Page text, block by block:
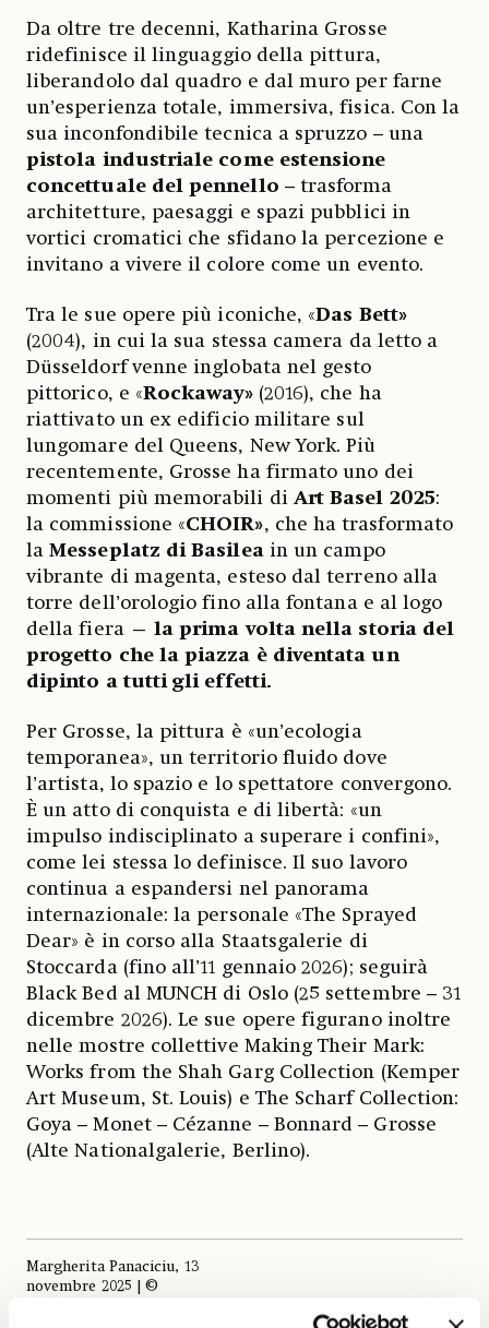
Da oltre tre decenni, Katharina Grosse
ridefinisce il linguaggio della pittura,
liberandolo dal quadro e dal muro per farne
un’esperienza totale, immersiva, fisica. Con la
sua inconfondibile tecnica a spruzzo – una
pistola industriale come estensione
concettuale del pennello – trasforma
architetture, paesaggi e spazi pubblici in
vortici cromatici che sfidano la percezione e
invitano a vivere il colore come un evento.
Tra le sue opere più iconiche, «Das Bett»
(2004), in cui la sua stessa camera da letto a
Düsseldorf venne inglobata nel gesto
pittorico, e «Rockaway»(2016), che ha
riattivato un ex edificio militare sul
lungomare del Queens, New York. Più
recentemente, Grosse ha firmato uno dei
momenti più memorabili di Art Basel 2025:
la commissione «CHOIR», che ha trasformato
laMesseplatz di Basileain un campo
vibrante di magenta, esteso dal terreno alla
torre dell’orologio fino alla fontana e al logo
della fiera — la prima volta nella storia del
progetto che la piazza è diventata un
dipinto a tutti gli effetti.
Per Grosse, la pittura è «un’ecologia
temporanea», un territorio fluido dove
l’artista, lo spazio e lo spettatore convergono.
È un atto di conquista e di libertà: «un
impulso indisciplinato a superare i confini»,
come lei stessa lo definisce. Il suo lavoro
continua a espandersi nel panorama
internazionale: la personale «The Sprayed
Dear» è in corso alla Staatsgalerie di
Stoccarda (fino all’11 gennaio 2026); seguirà
Black Bed al MUNCH di Oslo (25 settembre – 31
dicembre 2026). Le sue opere figurano inoltre
nelle mostre collettive Making Their Mark:
Works from the Shah Garg Collection (Kemper
Art Museum, St. Louis) e The Scharf Collection:
Goya – Monet – Cézanne – Bonnard – Grosse
(Alte Nationalgalerie, Berlino).
Margherita Panaciciu, 13
novembre 2025 | ©